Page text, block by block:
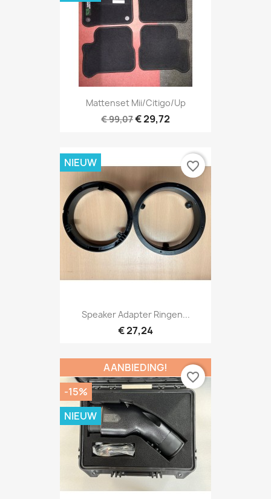
Mattenset Mii/Citigo/Up
€ 99,07€ 29,72
Speaker Adapter Ringen...
€ 27,24
NIEUW favorite_border
AANBIEDING!
-15%
NIEUW
favorite_border